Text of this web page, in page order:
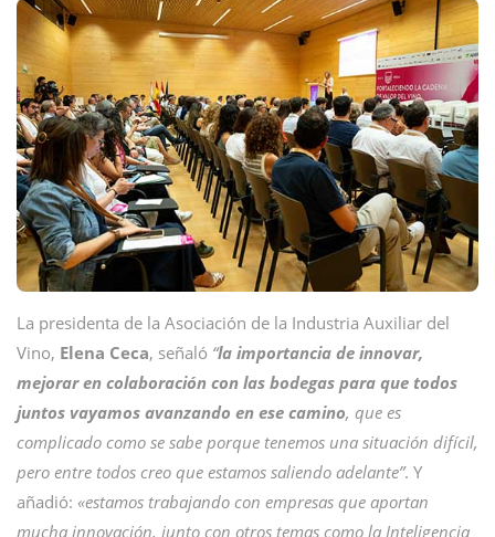
La presidenta de la Asociación de la Industria Auxiliar del
Vino, Elena Ceca, señaló “la importancia de innovar,
mejorar en colaboración con las bodegas para que todos
juntos vayamos avanzando en ese camino, que es
complicado como se sabe porque tenemos una situación difícil,
pero entre todos creo que estamos saliendo adelante”. Y
añadió: «estamos trabajando con empresas que aportan
mucha innovación, junto con otros temas como la Inteligencia